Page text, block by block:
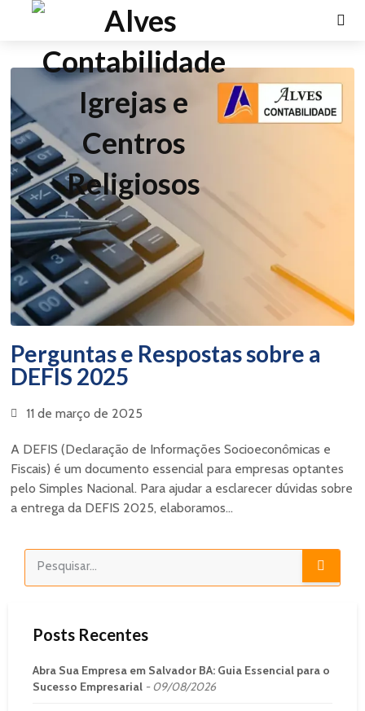
Perguntas e Respostas sobre a
DEFIS 2025
11 de março de 2025
A DEFIS (Declaração de Informações Socioeconômicas e
Fiscais) é um documento essencial para empresas optantes
pelo Simples Nacional. Para ajudar a esclarecer dúvidas sobre
a entrega da DEFIS 2025, elaboramos...
Posts Recentes
Abra Sua Empresa em Salvador BA: Guia Essencial para o
Sucesso Empresarial
09/08/2026